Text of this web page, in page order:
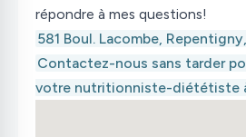
répondre à mes questions!
581 Boul. Lacombe,
Contactez-nous sans tarder
votre nutritionniste-diététiste